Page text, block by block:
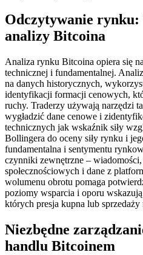
Odczytywanie rynku:
analizy Bitcoina
Analiza rynku Bitcoina opiera się
technicznej i fundamentalnej.
na danych historycznych,
identyfikacji formacji cenowych,
ruchy. Traderzy używają narzędzi
wygładzić dane cenowe i
technicznych jak wskaźnik siły
Bollingera do oceny siły rynku i
fundamentalna i sentymentu
czynniki zewnętrzne –
społecznościowych i dane z
wolumenu obrotu pomaga
poziomy wsparcia i oporu
których presja kupna lub sprzedaży
Niezbędne
handlu Bitcoinem